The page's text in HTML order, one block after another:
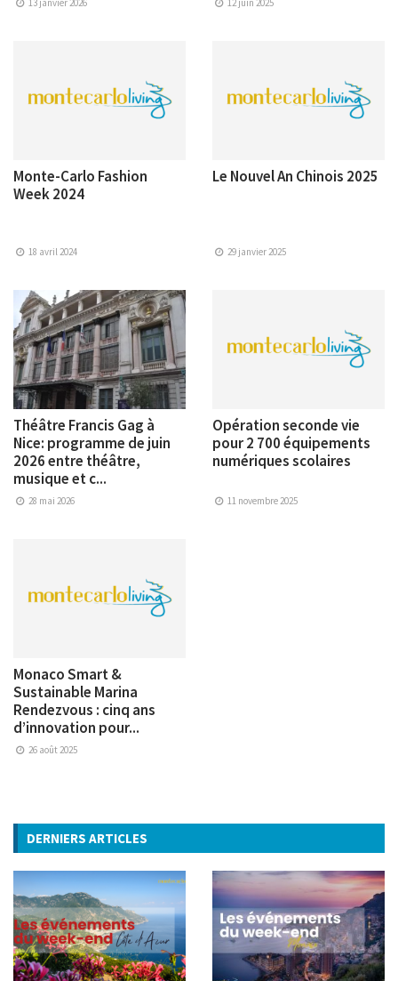
13 janvier 2026 12 juin 2025
Monte-Carlo Fashion
Week 2024
18 avril 2024
Le Nouvel An Chinois 2025
29 janvier 2025
Théâtre Francis Gag à
Nice: programme de juin
2026 entre théâtre,
musique et c...
28 mai 2026
Opération seconde vie
pour 2 700 équipements
numériques scolaires
11 novembre 2025
Monaco Smart &
Sustainable Marina
Rendezvous : cinq ans
d’innovation pour...
26 août 2025
DERNIERS ARTICLES